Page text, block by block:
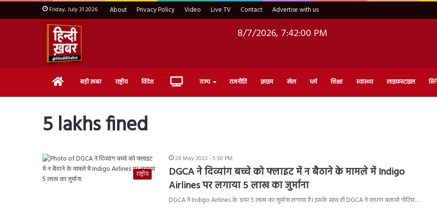
Friday, July 31 2026 About Privacy Policy Video Live TV Contact Advertise with us
8/7/2026, 7:42:01 PM
Home बड़ी ख़बर राष्ट्रीय विदेश Live राज्य राजनीति क्राइम खेल धर्म शिक्षा स्वास्थ्य लाइफ़स्टाइल
5 lakhs fined
राष्ट्रीय
28 May 2022 - 5:50 PM
DGCA ने दिव्यांग बच्चे को फ्लाइट में न बैठाने के मामले में Indigo
Airlines पर लगाया 5 लाख का जुर्माना
DGCA ने Indigo Airlines के ऊपर 5 लाख का जुर्माना लगाया है। इसके साथ ही DGCA ने कारण बताओ नोटिस…